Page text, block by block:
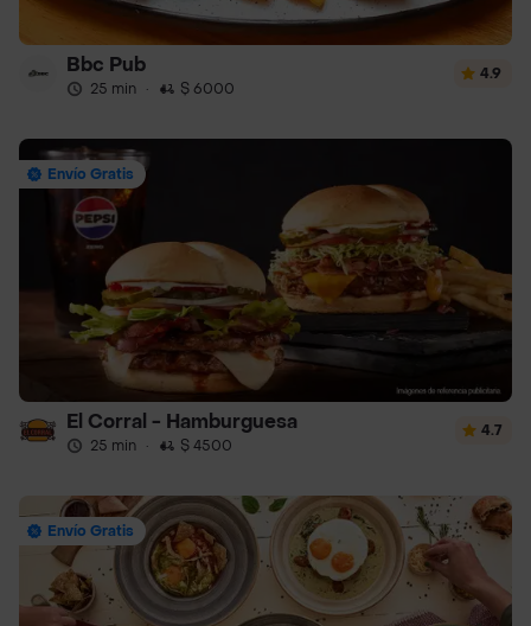
Bbc Pub
25 min · $ 6000
4.9
Envío Gratis
El Corral - Hamburguesa
25 min · $ 4500
4.7
Envío Gratis